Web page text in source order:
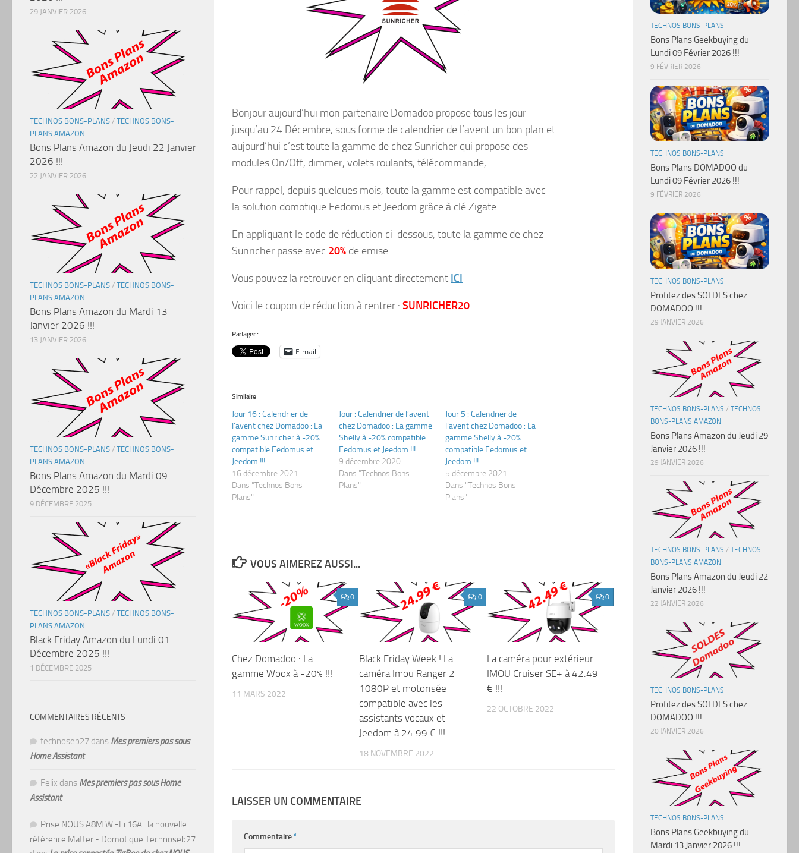
Bonjour aujourd’hui mon partenaire Domadoo propose tous les jour
jusqu’au 24 Décembre, sous forme de calendrier de l’avent un bon plan et
aujourd’hui c’est toute la gamme de chez Sunricher qui propose des
modules On/Off, dimmer, volets roulants, télécommande, …
Pour rappel, depuis quelques mois, toute la gamme est compatible avec
la solution domotique Eedomus et Jeedom grâce à clé Zigate.
En appliquant le code de réduction ci-dessous, toute la gamme de chez
Sunricher passe avec 20% de emise
Vous pouvez la retrouver en cliquant directement ICI
Voici le coupon de réduction à rentrer : SUNRICHER20
Partager :
E-mail
Similaire
Jour 16 : Calendrier de
l’avent chez Domadoo : La
gamme Sunricher à -20%
compatible Eedomus et
Jeedom !!!
16 décembre 2021
Dans "Technos Bons-
Plans"
Jour : Calendrier de l’avent
chez Domadoo : La gamme
Shelly à -20% compatible
Eedomus et Jeedom !!!
9 décembre 2020
Dans "Technos Bons-
Plans"
Jour 5 : Calendrier de
l’avent chez Domadoo : La
gamme Shelly à -20%
compatible Eedomus et
Jeedom !!!
5 décembre 2021
Dans "Technos Bons-
Plans"
VOUS AIMEREZ AUSSI...
0
Chez Domadoo : La
gamme Woox à -20% !!!
11 MARS 2022
0
Black Friday Week ! La
caméra Imou Ranger 2
1080P et motorisée
compatible avec les
assistants vocaux et
Jeedom à 24.99 € !!!
18 NOVEMBRE 2022
0
La caméra pour extérieur
IMOU Cruiser SE+ à 42.49
€ !!!
22 OCTOBRE 2022
LAISSER UN COMMENTAIRE
Commentaire*
29 JANVIER 2026
TECHNOS BONS-PLANS / TECHNOS BONS-
PLANS AMAZON
Bons Plans Amazon du Jeudi 22 Janvier
2026 !!!
22 JANVIER 2026
TECHNOS BONS-PLANS / TECHNOS BONS-
PLANS AMAZON
Bons Plans Amazon du Mardi 13
Janvier 2026 !!!
13 JANVIER 2026
TECHNOS BONS-PLANS / TECHNOS BONS-
PLANS AMAZON
Bons Plans Amazon du Mardi 09
Décembre 2025 !!!
9 DÉCEMBRE 2025
TECHNOS BONS-PLANS / TECHNOS BONS-
PLANS AMAZON
Black Friday Amazon du Lundi 01
Décembre 2025 !!!
1 DÉCEMBRE 2025
COMMENTAIRES RÉCENTS
technoseb27 dans Mes premiers pas sous
Home Assistant
Felix dans Mes premiers pas sous Home
Assistant
Prise NOUS A8M Wi-Fi 16A : la nouvelle
référence Matter - Domotique Technoseb27
TECHNOS BONS-PLANS
Bons Plans Geekbuying du
Lundi 09 Février 2026 !!!
9 FÉVRIER 2026
TECHNOS BONS-PLANS
Bons Plans DOMADOO du
Lundi 09 Février 2026 !!!
9 FÉVRIER 2026
TECHNOS BONS-PLANS
Profitez des SOLDES chez
DOMADOO !!!
29 JANVIER 2026
TECHNOS BONS-PLANS / TECHNOS
BONS-PLANS AMAZON
Bons Plans Amazon du Jeudi 29
Janvier 2026 !!!
29 JANVIER 2026
TECHNOS BONS-PLANS / TECHNOS
BONS-PLANS AMAZON
Bons Plans Amazon du Jeudi 22
Janvier 2026 !!!
22 JANVIER 2026
TECHNOS BONS-PLANS
Profitez des SOLDES chez
DOMADOO !!!
20 JANVIER 2026
TECHNOS BONS-PLANS
Bons Plans Geekbuying du
Mardi 13 Janvier 2026 !!!